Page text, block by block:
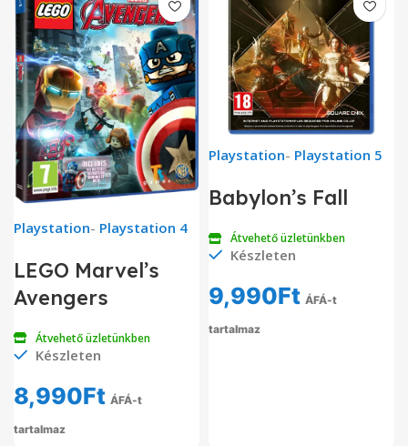
Playstation- Playstation 4
LEGO Marvel’s
Avengers
Átvehető üzletünkben
Készleten
8,990Ft ÁFÁ-t
tartalmaz
Playstation- Playstation 5
Babylon’s Fall
Átvehető üzletünkben
Készleten
9,990Ft ÁFÁ-t
tartalmaz